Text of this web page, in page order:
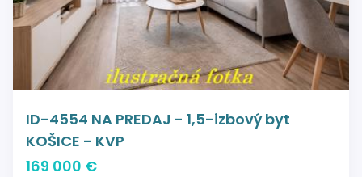
ID-4554 NA PREDAJ - 1,5-izbový byt
KOŠICE - KVP
169 000 €